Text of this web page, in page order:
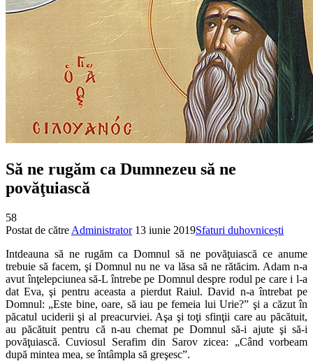
Să ne rugăm ca Dumnezeu să ne
povăţuiască
58
Postat de către Administrator 13 iunie 2019Sfaturi duhovnicești
Intdeauna să ne rugăm ca Domnul să ne povăţuiască ce anume
trebuie să facem, şi Domnul nu ne va lăsa să ne rătăcim. Adam n-a
avut înţelepciunea să-L întrebe pe Domnul despre rodul pe care i l-a
dat Eva, şi pentru aceasta a pierdut Raiul. David n-a întrebat pe
Domnul: „Este bine, oare, să iau pe femeia lui Urie?” şi a căzut în
păcatul uciderii şi al preacurviei. Aşa şi toţi sfinţii care au păcătuit,
au păcătuit pentru că n-au chemat pe Domnul să-i ajute şi să-i
povăţuiască. Cuviosul Serafim din Sarov zicea: „Când vorbeam
după mintea mea, se întâmpla să greşesc”.